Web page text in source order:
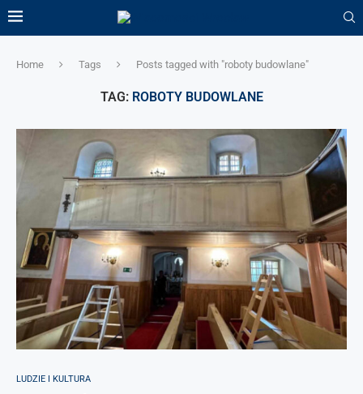
Home Tags Posts tagged with "roboty budowlane"
TAG: ROBOTY BUDOWLANE
LUDZIE I KULTURA